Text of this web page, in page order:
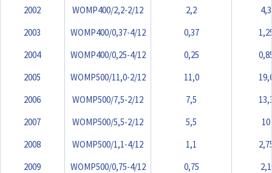
2002
WOMP400/2,2-2/12 2,2
4,3
2003
WOMP400/0,37-4/12 0,37
2004
WOMP400/0,25-4/12 0,25
2005
WOMP500/11,0-2/12 11,0
2006
WOMP500/7,5-2/12 7,5
2007
WOMP500/5,5-2/12 5,5
10
2008
WOMP500/1,1-4/12 1,1
2009
WOMP500/0,75-4/12 0,75
2,1